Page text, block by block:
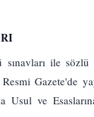
ile sözlü
Gazete'de
Usul ve